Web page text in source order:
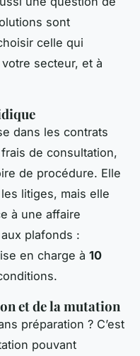
sont
celle qui
secteur, et à
dans les contrats
de consultation,
de procédure. Elle
litiges, mais elle
à une affaire
plafonds :
en charge à 10
et de la mutation
préparation ? C’est
pouvant